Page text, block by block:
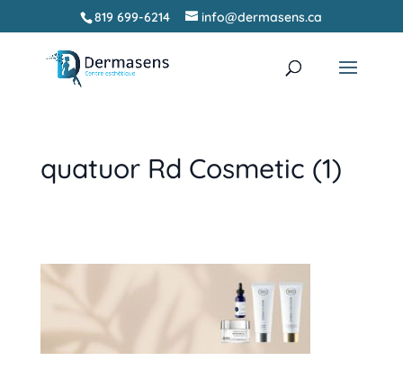
819 699-6214 info@dermasens.ca
quatuor Rd Cosmetic (1)